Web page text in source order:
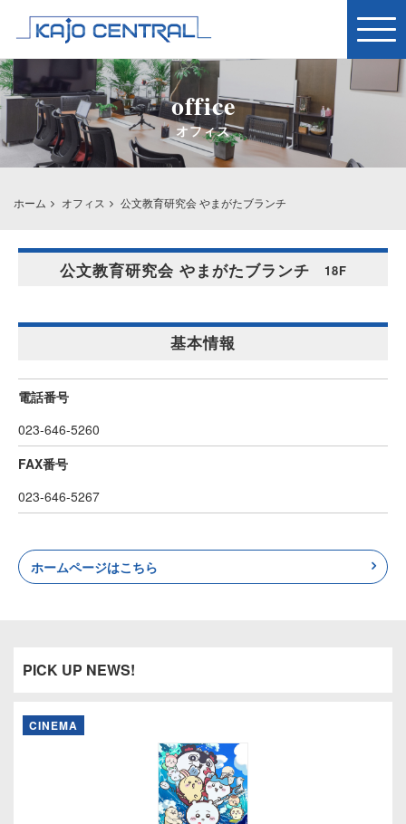
office
オフィス
ホーム オフィス 公文教育研究会 やまがたブランチ
公文教育研究会 やまがたブランチ 18F
基本情報
電話番号
023-646-5260
FAX番号
023-646-5267
ホームページはこちら
PICK UP NEWS!
CINEMA